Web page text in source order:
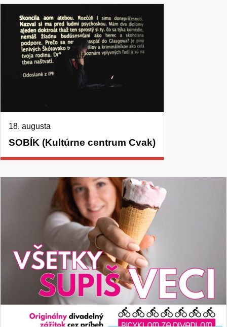
SOBÍK (Kultúrne centrum Cvak)
18. augusta